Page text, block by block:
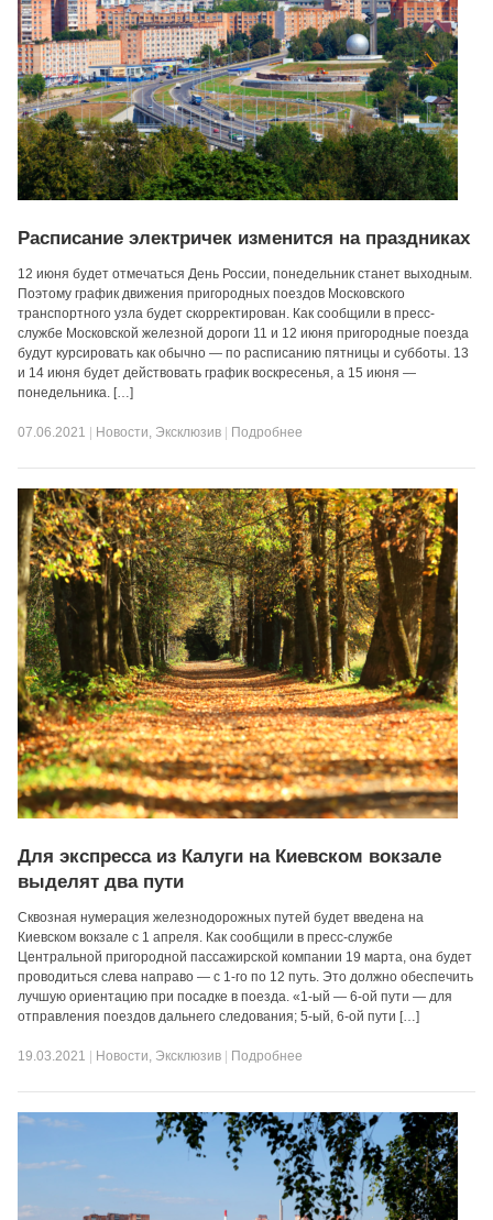
Расписание электричек изменится на праздниках
12 июня будет отмечаться День России, понедельник станет выходным.
Поэтому график движения пригородных поездов Московского
транспортного узла будет скорректирован. Как сообщили в пресс-
службе Московской железной дороги 11 и 12 июня пригородные поезда
будут курсировать как обычно — по расписанию пятницы и субботы. 13
и 14 июня будет действовать график воскресенья, а 15 июня —
понедельника. […]
07.06.2021 Новости, Эксклюзив Подробнее
Для экспресса из Калуги на Киевском вокзале
выделят два пути
Сквозная нумерация железнодорожных путей будет введена на
Киевском вокзале с 1 апреля. Как сообщили в пресс-службе
Центральной пригородной пассажирской компании 19 марта, она будет
проводиться слева направо — с 1-го по 12 путь. Это должно обеспечить
лучшую ориентацию при посадке в поезда. «1-ый — 6-ой пути — для
отправления поездов дальнего следования; 5-ый, 6-ой пути […]
19.03.2021 Новости, Эксклюзив Подробнее